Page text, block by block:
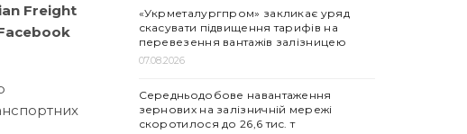
Freight
«Укрметалургпром» закликає уряд
скасувати підвищення тарифів на
перевезення вантажів залізницею
07.08.2026
Середньодобове навантаження
зернових на залізничній мережі
скоротилося до 26,6 тис. т